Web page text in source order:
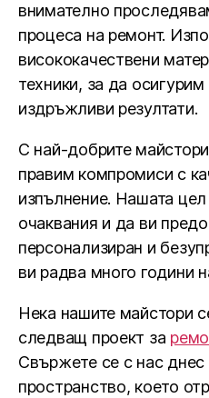
внимателно
процеса на ремонт.
висококачествени
техники, за да
издръжливи резултати.
С най-добрите
правим компромиси с
изпълнение. Нашата
очаквания и да ви
персонализиран и
ви радва много години
Нека нашите майстори
следващ проект за
Свържете се с нас
пространство, което